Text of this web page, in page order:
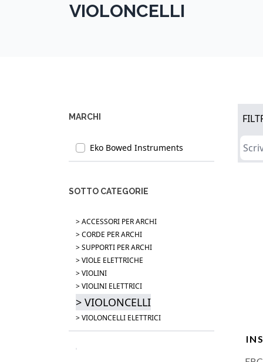
VIOLONCELLI
MARCHI
Eko Bowed Instruments
SOTTO CATEGORIE
> ACCESSORI PER ARCHI
> CORDE PER ARCHI
> SUPPORTI PER ARCHI
> VIOLE ELETTRICHE
> VIOLINI
> VIOLINI ELETTRICI
> VIOLONCELLI
> VIOLONCELLI ELETTRICI